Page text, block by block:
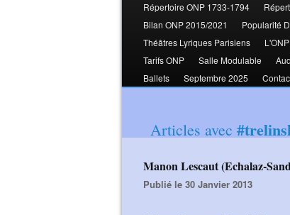
Répertoire ONP 1733-1794
Bilan ONP 2015/2021
Popularité
Théâtres Lyriques Parisiens
Tarifs ONP
Salle Modulable
Ballets
Septembre 2025
Articles avec
Manon Lescaut (Echalaz-
Publié le 30 Janvier 2013